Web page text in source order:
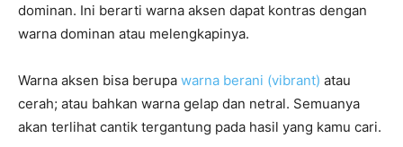
dominan. Ini berarti warna aksen dapat kontras dengan
warna dominan atau melengkapinya.
Warna aksen bisa berupa warna berani (vibrant) atau
cerah; atau bahkan warna gelap dan netral. Semuanya
akan terlihat cantik tergantung pada hasil yang kamu cari.